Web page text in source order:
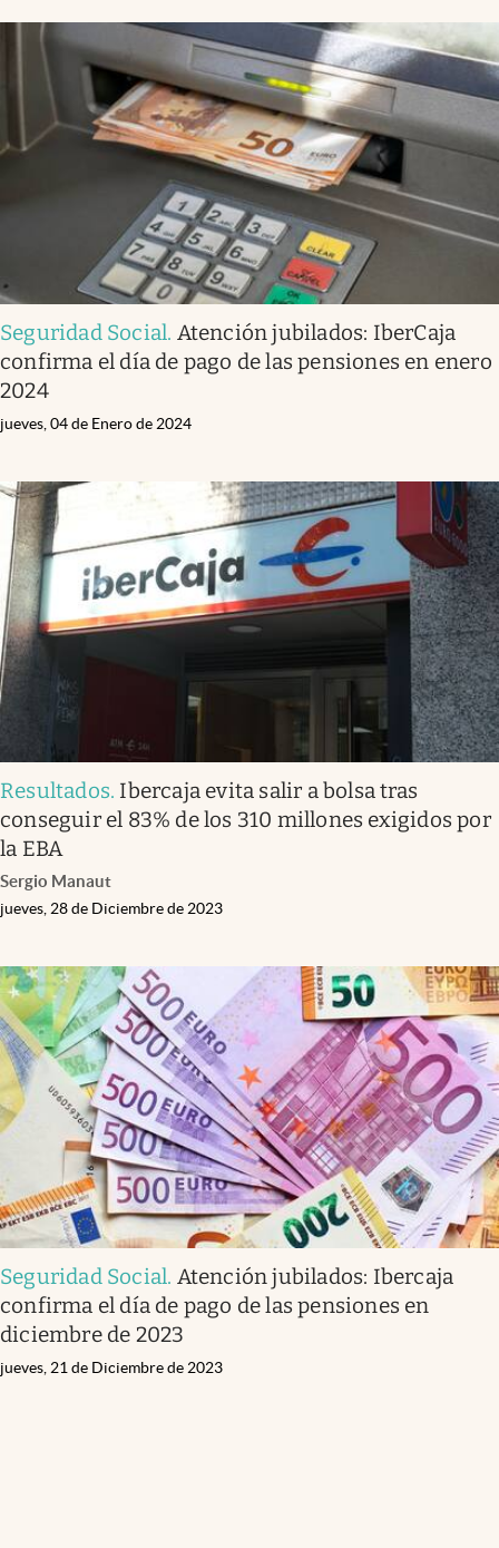
Seguridad Social. Atención jubilados: IberCaja
confirma el día de pago de las pensiones en enero
2024
jueves, 04 de Enero de 2024
Resultados. Ibercaja evita salir a bolsa tras
conseguir el 83% de los 310 millones exigidos por
la EBA
Sergio Manaut
jueves, 28 de Diciembre de 2023
Seguridad Social. Atención jubilados: Ibercaja
confirma el día de pago de las pensiones en
diciembre de 2023
jueves, 21 de Diciembre de 2023